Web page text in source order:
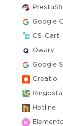
Google
CS-Cart
Qwary
Google
Creatio
Hotline